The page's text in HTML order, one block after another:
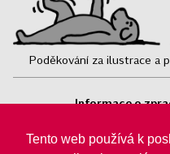
Tento web používá k
Poděkování za ilustrace a
Informace o
Sledujte